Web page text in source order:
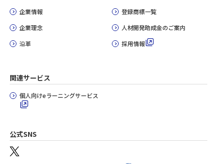
企業情報
企業理念
沿革
登録商標一覧
人材開発助成金のご案内
採用情報
関連サービス
個人向けeラーニングサービス
公式SNS